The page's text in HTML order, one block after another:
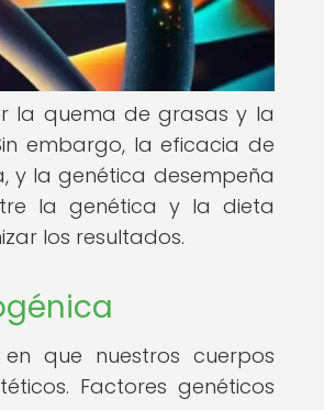
la quema de grasas y la
embargo, la eficacia de
y la genética desempeña
la genética y la dieta
los resultados.
que nuestros cuerpos
Factores genéticos